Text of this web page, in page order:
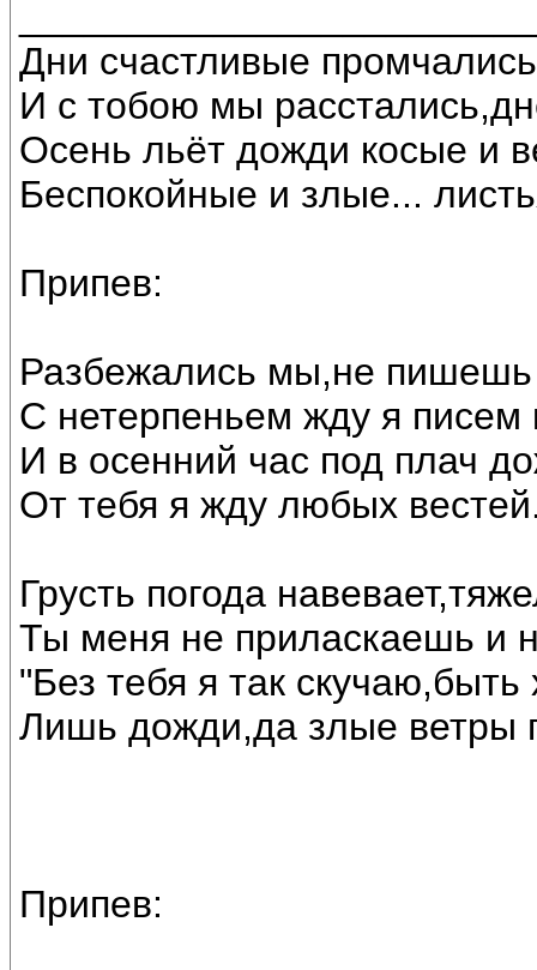
Дни счастливые
И с тобою мы
Осень льёт дожди косые и
Беспокойные и злые...
Припев:
Разбежались мы,не
С нетерпеньем жду я
И в осенний час под плач
От тебя я жду любых
Грусть погода
Ты меня не приласкаешь и
"Без тебя я так скучаю,быть
Лишь дожди,да злые ветры
Припев: